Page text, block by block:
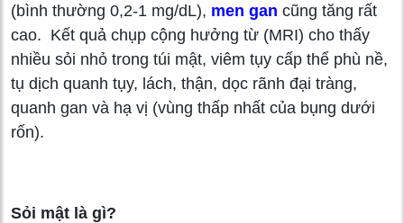
(bình thường 0,2-1 mg/dL), men gan cũng tăng rất
cao. Kết quả chụp cộng hưởng từ (MRI) cho thấy
nhiều sỏi nhỏ trong túi mật, viêm tụy cấp thể phù nề,
tụ dịch quanh tụy, lách, thận, dọc rãnh đại tràng,
quanh gan và hạ vị (vùng thấp nhất của bụng dưới
rốn).
Sỏi mật là gì?